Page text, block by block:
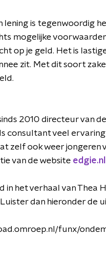
lening is tegenwoordig
mogelijke
op je geld. Het is
zit. Met dit soort
2010 directeur van
consultant veel
zelf ook weer
van de website edgie.nl
in het verhaal van Thea
dan hieronder de
funx/